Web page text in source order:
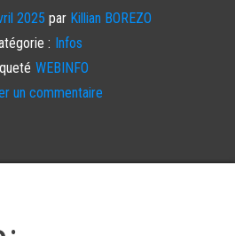
2025 par Killian BOREZO
: Infos
WEBINFO
un commentaire